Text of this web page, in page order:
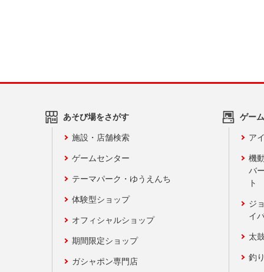
あそび場をさがす
施設・店舗検索
ゲームセンター
テーマパーク・ゆうえんち
体験型ショップ
オフィシャルショップ
期間限定ショップ
ガシャポン専門店
ゲー
ア
機
バ
ト
ジ
イ
太
釣